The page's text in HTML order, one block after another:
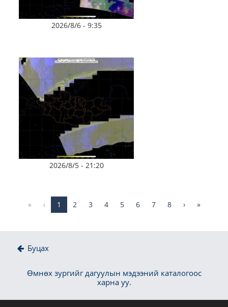
2026/8/6 - 9:35
2026/8/5 - 21:20
« ‹ 1 2 3 4 5 6 7 8 › »
Буцах
Өмнөх зургийг дагуулын мэдээний каталогоос
харна уу.